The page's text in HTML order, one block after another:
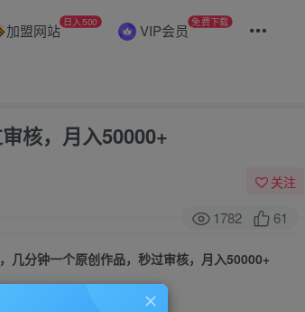
加盟网站 日入500 VIP会员 免费下载
核，月入50000+
关注
1782 61
几分钟一个原创作品，秒过审核，月入50000+